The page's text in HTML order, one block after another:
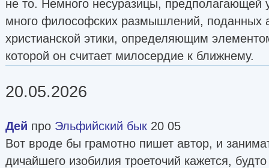
не то. Немного несуразицы, предполагающей
много философских размышлений, поданных
христианской этики, определяющим
которой он считает милосердие к ближнему.
20.05.2026
Дей про Эльфийский бык 20 05
Вот вроде бы грамотно пишет автор, и
дичайшего изобилия троеточий кажется,